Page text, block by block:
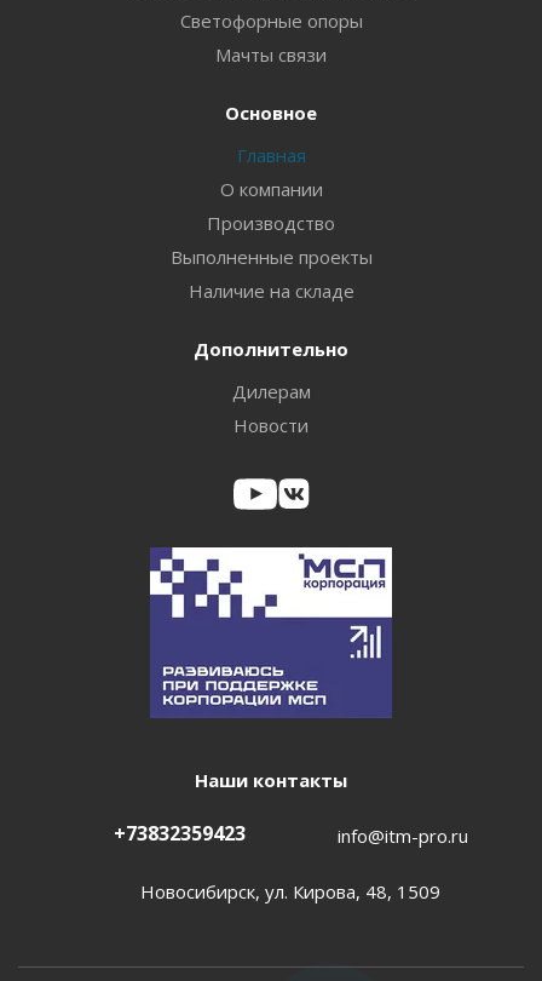
Светофорные опоры
Мачты связи
Основное
Главная
О компании
Производство
Выполненные проекты
Наличие на складе
Дополнительно
Дилерам
Новости
Наши контакты
+73832359423 info@itm-pro.ru
Новосибирск, ул. Кирова, 48, 1509